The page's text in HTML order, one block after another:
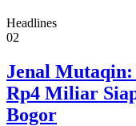
Headlines
02
Jenal
Rp4 Miliar
Bogor